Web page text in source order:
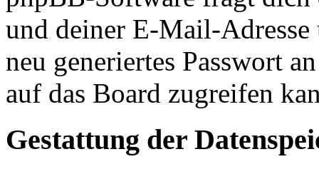
und deiner E-Mail-
neu generiertes Passwort
auf das Board zugreifen
Gestattung der